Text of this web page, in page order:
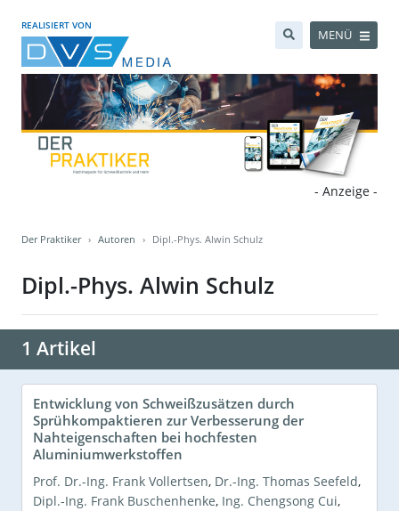
REALISIERT VON
MENÜ
- Anzeige -
Der Praktiker Autoren Dipl.-Phys. Alwin Schulz
Dipl.-Phys. Alwin Schulz
1 Artikel
Entwicklung von Schweißzusätzen durch
Sprühkompaktieren zur Verbesserung der
Nahteigenschaften bei hochfesten
Aluminiumwerkstoffen
Prof. Dr.-Ing. Frank Vollertsen, Dr.-Ing. Thomas Seefeld,
Dipl.-Ing. Frank Buschenhenke, Ing. Chengsong Cui,